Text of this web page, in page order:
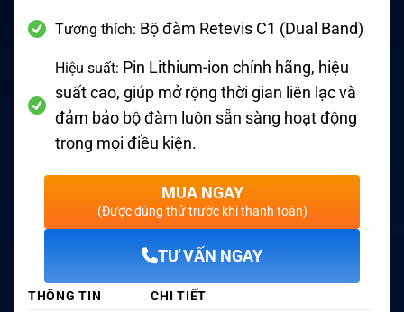
Tương thích: Bộ đàm Retevis C1 (Dual Band)
Hiệu suất: Pin Lithium-ion chính hãng, hiệu
suất cao, giúp mở rộng thời gian liên lạc và
đảm bảo bộ đàm luôn sẵn sàng hoạt động
trong mọi điều kiện.
MUA NGAY
(Được dùng thử trước khi thanh toán)
TƯ VẤN NGAY
THÔNG TIN
CHI TIẾT